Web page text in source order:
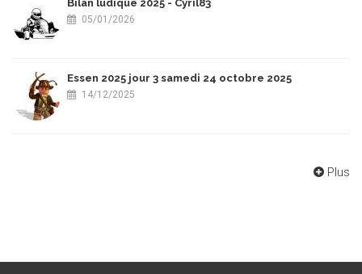
Bilan ludique 2025 - Cyril83
05/01/2026
Essen 2025 jour 3 samedi 24 octobre 2025
14/12/2025
Plus